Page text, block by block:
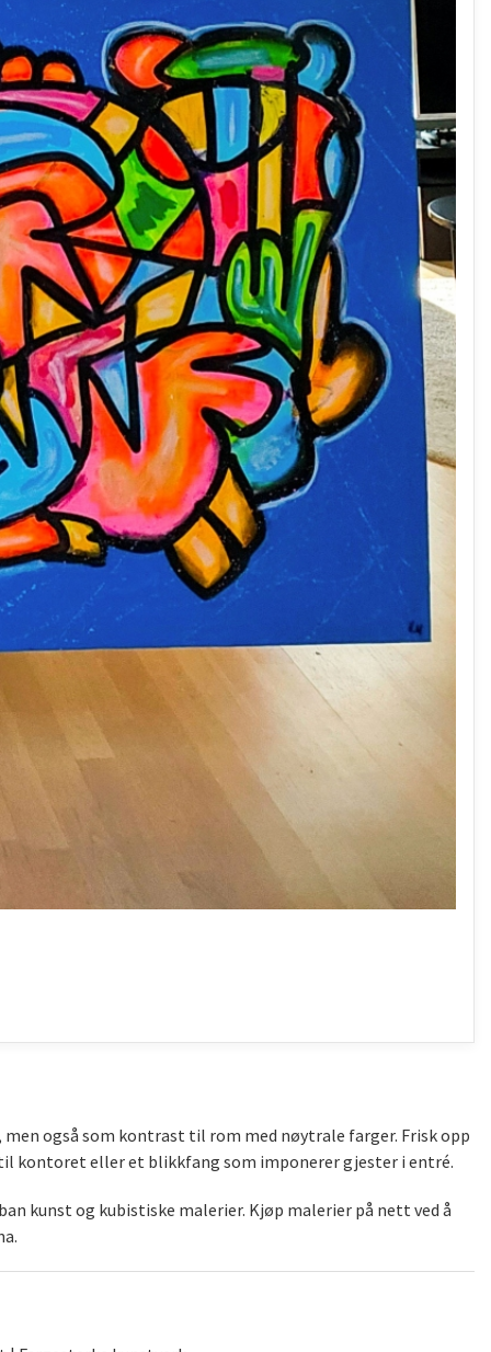
også som kontrast til rom med nøytrale farger. Frisk opp
kontoret eller et blikkfang som imponerer gjester i entré.
kunst og kubistiske malerier. Kjøp malerier på nett ved å